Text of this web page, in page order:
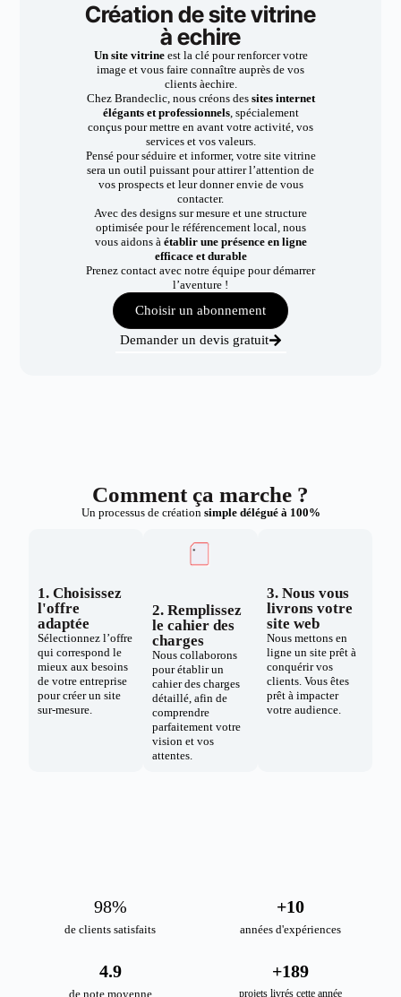
Création de site vitrine
à echire
Un site vitrineest la clé pour renforcer votre
image et vous faire connaître auprès de vos
clients àechire.
Chez Brandeclic, nous créons dessites internet
élégants et professionnels, spécialement
conçus pour mettre en avant votre activité, vos
services et vos valeurs.
Pensé pour séduire et informer, votre site vitrine
sera un outil puissant pour attirer l’attention de
vos prospects et leur donner envie de vous
contacter.
Avec des designs sur mesure et une structure
optimisée pour le référencement local, nous
vous aidons à établir une présence en ligne
efficace et durable
Prenez contact avec notre équipe pour démarrer
l’aventure !
Choisir un abonnement
Demander un devis gratuit
Comment ça marche ?
Un processus de création simple délégué à 100%
1. Choisissez
l'offre
adaptée
Sélectionnez l’offre
qui correspond le
mieux aux besoins
de votre entreprise
pour créer un site
sur-mesure.
2. Remplissez
le cahier des
charges
Nous collaborons
pour établir un
cahier des charges
détaillé, afin de
comprendre
parfaitement votre
vision et vos
attentes.
3. Nous vous
livrons votre
site web
Nous mettons en
ligne un site prêt à
conquérir vos
clients. Vous êtes
prêt à impacter
votre audience.
de clients satisfaits
98%
années d'expériences
+10
de note moyenne
4.9
projets livrés cette année
+189